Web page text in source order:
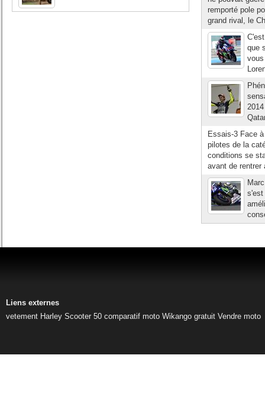
remporté pole
grand rival, le
que
Essais-3 Face
pilotes de la
conditions se
avant de
s'est
Liens externes
vetement Harley Scooter 50 comparatif moto Wikango gratuit Vendre moto